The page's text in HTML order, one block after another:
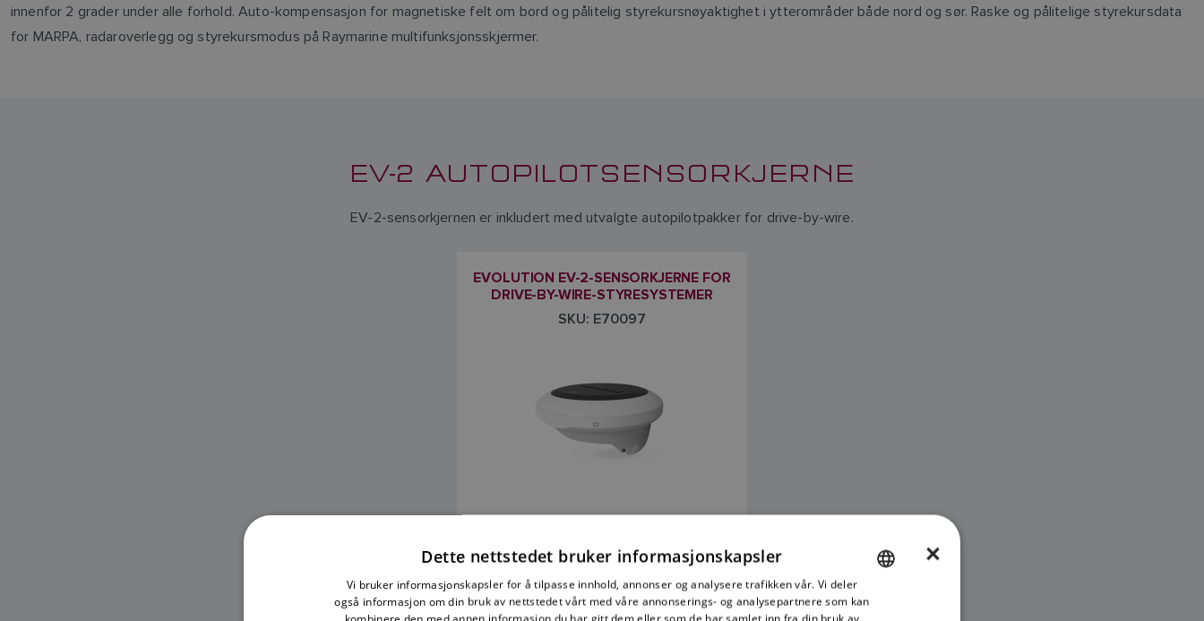
innenfor 2 grader under alle forhold. Auto-kompensasjon for magnetiske felt om bord og pålitelig styrekursnøyaktighet i ytterområder både nord og sør. Raske og pålitelige styrekursdata
for MARPA, radaroverlegg og styrekursmodus på Raymarine multifunksjonsskjermer.
EV-2 AUTOPILOTSENSORKJERNE
EV-2-sensorkjernen er inkludert med utvalgte autopilotpakker for drive-by-wire.
EVOLUTION EV-2-SENSORKJERNE FOR
DRIVE-BY-WIRE-STYRESYSTEMER
SKU: E70097
Prisen inkluderer merverdiavgift ×
Dette nettstedet bruker informasjonskapsler
Vi bruker informasjonskapsler for å tilpasse innhold, annonser og analysere trafikken vår. Vi deler
også informasjon om din bruk av nettstedet vårt med våre annonserings- og analysepartnere som kan